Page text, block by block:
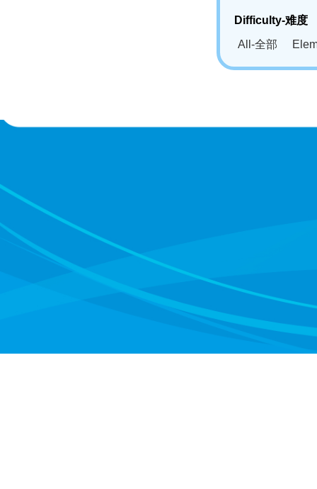
Difficulty-难度
All-全部